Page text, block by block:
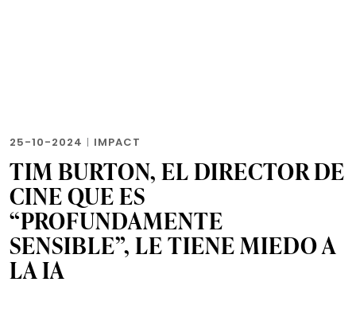
25-10-2024 | IMPACT
TIM BURTON, EL DIRECTOR DE
CINE QUE ES
“PROFUNDAMENTE
SENSIBLE”, LE TIENE MIEDO A
LA IA